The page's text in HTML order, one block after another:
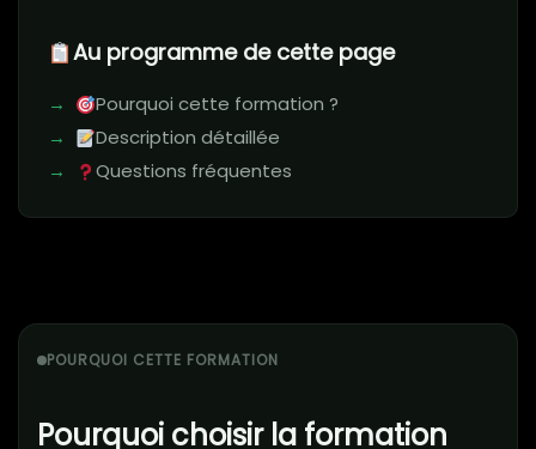
Au programme de cette page
Pourquoi cette formation ?
Description détaillée
Questions fréquentes
POURQUOI CETTE FORMATION
Pourquoi choisir la formation